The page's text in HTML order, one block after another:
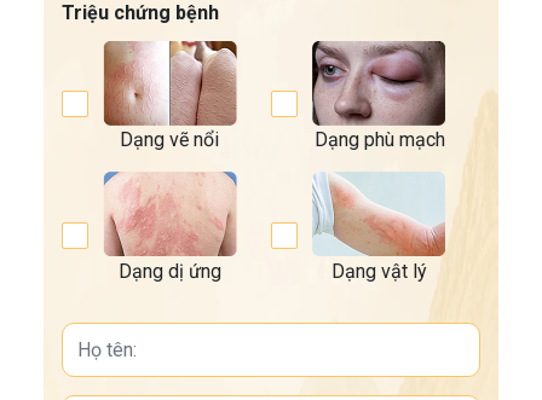
Triệu chứng bệnh
Dạng vẽ nổi Dạng phù mạch
Dạng dị ứng Dạng vật lý